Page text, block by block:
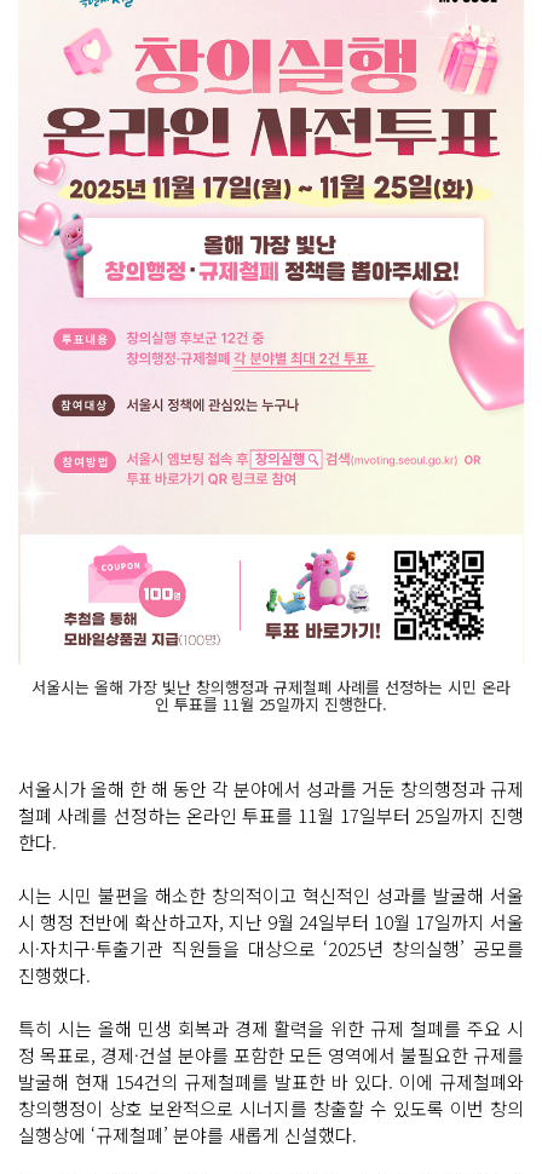
서울시는 올해 가장 빛난 창의행정과 규제철폐 사례를 선정하는 시민 온라
인 투표를 11월 25일까지 진행한다.
서울시가 올해 한 해 동안 각 분야에서 성과를 거둔 창의행정과 규제
철폐 사례를 선정하는 온라인 투표를 11월 17일부터 25일까지 진행
한다.
시는 시민 불편을 해소한 창의적이고 혁신적인 성과를 발굴해 서울
시 행정 전반에 확산하고자, 지난 9월 24일부터 10월 17일까지 서울
시·자치구·투출기관 직원들을 대상으로 ‘2025년 창의실행’ 공모를
진행했다.
특히 시는 올해 민생 회복과 경제 활력을 위한 규제 철폐를 주요 시
정 목표로, 경제·건설 분야를 포함한 모든 영역에서 불필요한 규제를
발굴해 현재 154건의 규제철폐를 발표한 바 있다. 이에 규제철폐와
창의행정이 상호 보완적으로 시너지를 창출할 수 있도록 이번 창의
실행상에 ‘규제철폐’ 분야를 새롭게 신설했다.